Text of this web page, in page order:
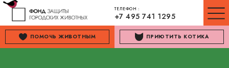
ТЕЛЕФОН :
+7 495 741 1295
ПОМОЧЬ ЖИВОТНЫМ ПРИЮТИТЬ КОТИКА